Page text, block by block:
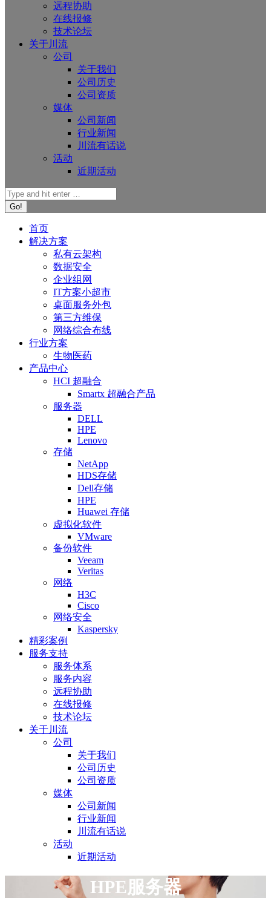
远程协助
在线报修
技术论坛
关于川流
公司
关于我们
公司历史
公司资质
媒体
公司新闻
行业新闻
川流有话说
活动
近期活动
首页
解决方案
私有云架构
数据安全
企业组网
IT方案小超市
桌面服务外包
第三方维保
网络综合布线
行业方案
生物医药
产品中心
HCI 超融合
Smartx 超融合产品
服务器
DELL
HPE
Lenovo
存储
NetApp
HDS存储
Dell存储
HPE
Huawei 存储
虚拟化软件
VMware
备份软件
Veeam
Veritas
网络
H3C
Cisco
网络安全
Kaspersky
精彩案例
服务支持
服务体系
服务内容
远程协助
在线报修
技术论坛
关于川流
公司
关于我们
公司历史
公司资质
媒体
公司新闻
行业新闻
川流有话说
活动
近期活动
HPE服务器